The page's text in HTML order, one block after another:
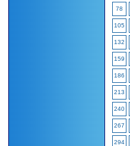
78
105
132
159
186
213
240
267
294